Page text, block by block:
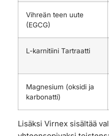
Vihreän teen uute
(EGCG)
L-karnitiini Tartraatti
Magnesium (oksidi ja
karbonatti)
Lisäksi Virnex sisältää